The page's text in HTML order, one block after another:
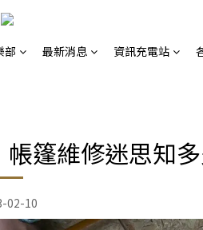
部 最新消息 資訊充電站
帳篷維修迷思知
02-10